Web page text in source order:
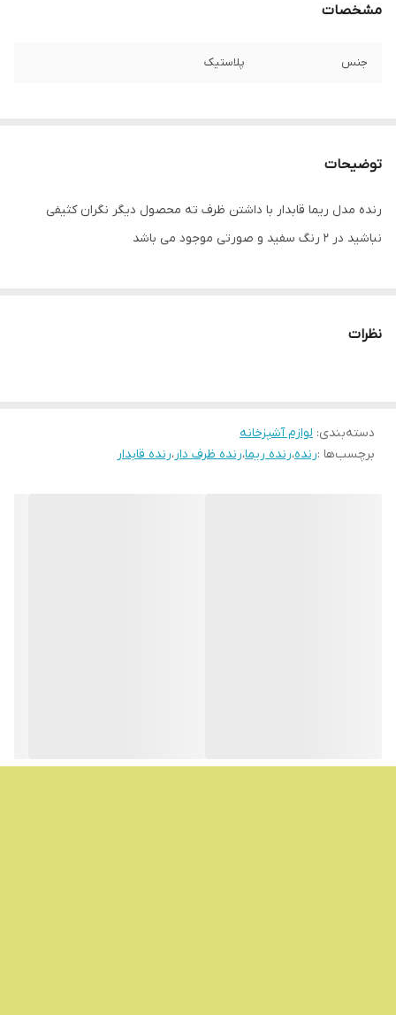
مشخصات
جنس پلاستیک
توضیحات
رنده مدل ریما قابدار با داشتن ظرف ته محصول دیگر نگران کثیفی
نباشید در 2 رنگ سفید و صورتی موجود می باشد
نظرات
دسته‌بندی: لوازم آشپزخانه
برچسب‌ها :رنده،رنده ریما،رنده ظرف دار،رنده قابدار